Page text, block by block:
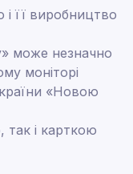
її виробництво
може незначно
моніторі
«Новою
так і карткою